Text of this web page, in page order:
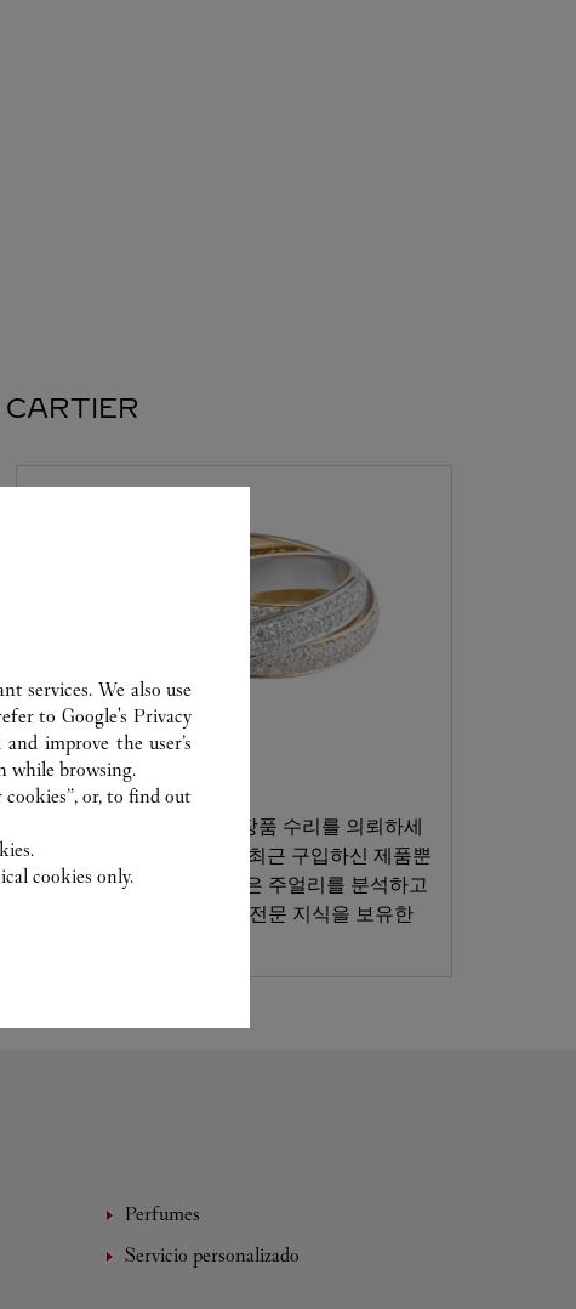
CARTIER
고객 서비스
까르띠에 전문가에게 소장품 수리를 의뢰하세
요. 까르띠에 전문가들은 최근 구입하신 제품뿐
만 아니라 대대로 물려받은 주얼리를 분석하고
이를 복원하는 데 필요한 전문 지식을 보유한
Perfumes
Servicio personalizado
services. We also use
toGoogle's Privacy
improve the user’s
while browsing.
or, to find out
cookies only.